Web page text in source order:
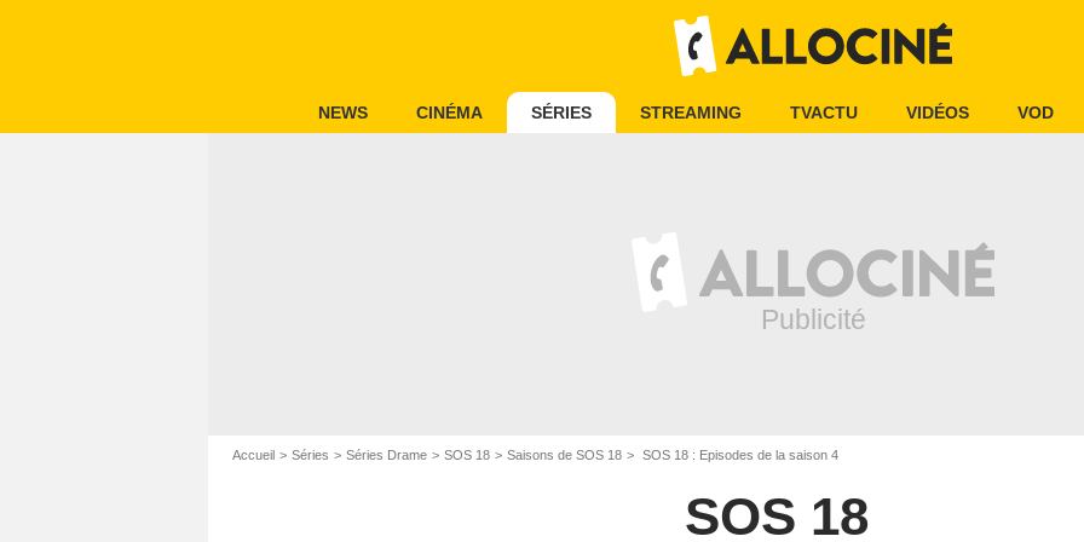
NEWS CINÉMA SÉRIES STREAMING TVACTU VIDÉOS VOD
Accueil Séries Séries Drame SOS 18 Saisons de SOS 18 SOS 18 : Episodes de la saison 4
SOS 18